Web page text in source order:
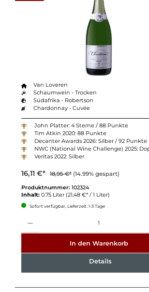
Van Loveren
Schaumwein - Trocken
Südafrika - Robertson
Chardonnay - Cuvée
John Platter: 4 Sterne / 88 Punkte
Tim Atkin 2020: 88 Punkte
Decanter Awards 2026: Silber / 92 Punkte
NWC (National Wine Challenge) 2025:
Veritas 2022: Silber
16,11 €* 18,95 €* (14.99% gespart)
Produktnummer: 102324
Inhalt: 0.75 Liter (21,48 €* / 1 Liter)
Sofort verfügbar, Lieferzeit: 1-3 Tage
In den Warenkorb
Details